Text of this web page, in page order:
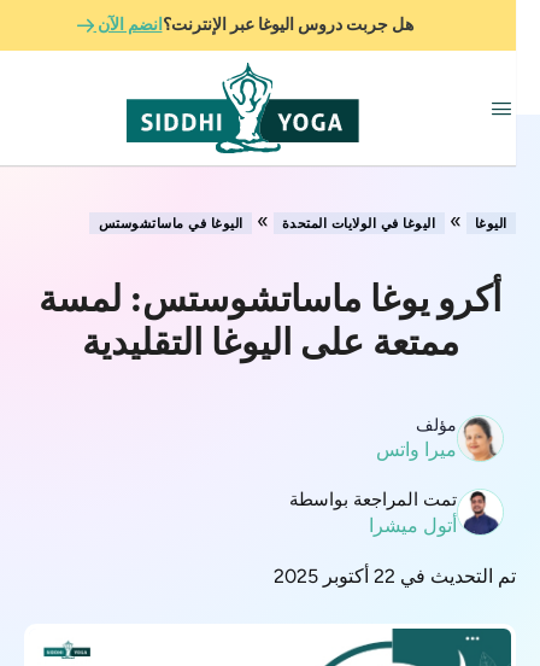
هل جربت دروس اليوغا عبر الإنترنت؟انضم الآن
اليوغا » اليوغا في الولايات المتحدة » اليوغا في ماساتشوستس
أكرو يوغا ماساتشوستس: لمسة
ممتعة على اليوغا التقليدية
مؤلف
ميرا واتس
تمت المراجعة بواسطة
أتول ميشرا
تم التحديث في 22 أكتوبر 2025